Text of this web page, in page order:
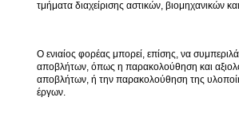
τμήματα διαχείρισης αστικών, βιομηχανικών
Ο ενιαίος φορέας μπορεί, επίσης, να
αποβλήτων, όπως η παρακολούθηση και
αποβλήτων, ή την παρακολούθηση της
έργων.